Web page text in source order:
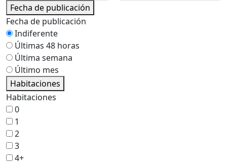
Fecha de publicación
Fecha de publicación
Indiferente
Últimas 48 horas
Última semana
Último mes
Habitaciones
Habitaciones
0
1
2
3
4+